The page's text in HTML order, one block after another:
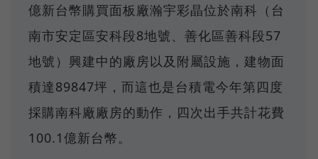
億新台幣購買面板廠瀚宇彩晶位於南科（台
南市安定區安科段8地號、善化區善科段57
地號）興建中的廠房以及附屬設施，建物面
積達89847坪，而這也是台積電今年第四度
採購南科廠廠房的動作，四次出手共計花費
100.1億新台幣。